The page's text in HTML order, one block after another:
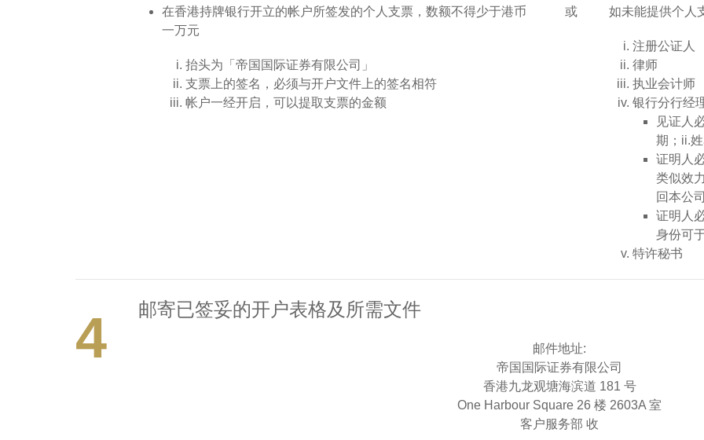
在香港持牌银行开立的帐户所签发的个人支票，数额不得少于港币
一万元
抬头为「帝国国际证券有限公司」
支票上的签名，必须与开户文件上的签名相符
帐户一经开启，可以提取支票的金额
或 如未能提供个人
注册公证人
律师
执业会计师
银行分行经
见证人
期；ii.
证明人
类似效
回本公
证明人
身份可
特许秘书
4 邮寄已签妥的开户表格及所需文件
邮件地址:
帝国国际证券有限公司
香港九龙观塘海滨道 181 号
One Harbour Square 26 楼 2603A 室
客户服务部 收